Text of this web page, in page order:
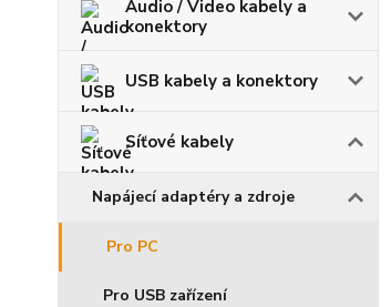
Audio / Video kabely a
konektory
USB kabely a konektory
Síťové kabely
Napájecí adaptéry a zdroje
Pro PC
Pro USB zařízení